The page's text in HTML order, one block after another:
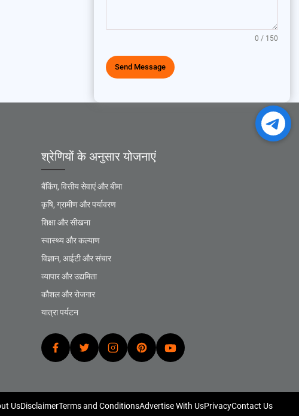
0 / 150
Send Message
श्रेणियों के अनुसार योजनाएं
बैंकिंग, वित्तीय सेवाएं और बीमा
कृषि, ग्रामीण और पर्यावरण
शिक्षा और सीखना
स्वास्थ्य और कल्याण
विज्ञान, आईटी और संचार
व्यापार और उद्यमिता
कौशल और रोजगार
यात्रा पर्यटन
UsDisclaimerTerms and ConditionsAdvertise With UsPrivacyContact Us